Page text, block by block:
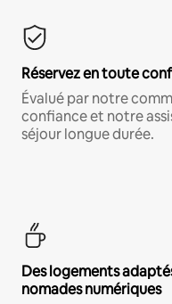
Réservez en toute
Évalué par notre
confiance et notre
séjour longue durée.
Des logements
nomades numériques